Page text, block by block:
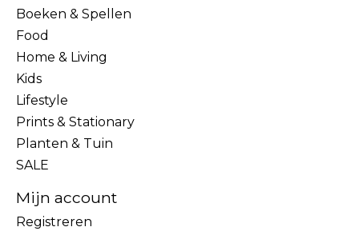
Boeken & Spellen
Food
Home & Living
Kids
Lifestyle
Prints & Stationary
Planten & Tuin
SALE
Mijn account
Registreren